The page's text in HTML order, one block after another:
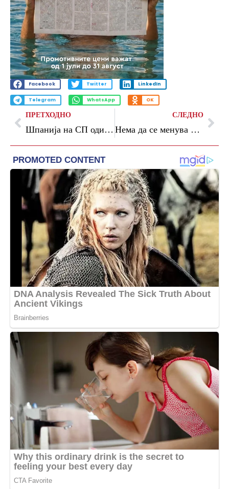
Facebook Twitter LinkedIn
Telegram WhatsApp OK
ПРЕТХОДНО
Шпанија на СП оди без играч(и) на Реал Мадрид
СЛЕДНО
Нема да се менува квалификацискиот систем за ЕП во 2028